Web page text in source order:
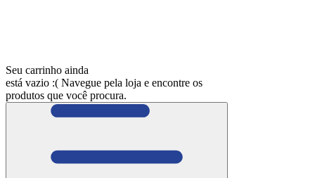
Seu carrinho ainda
está vazio :( Navegue pela loja e encontre os
produtos que você procura.